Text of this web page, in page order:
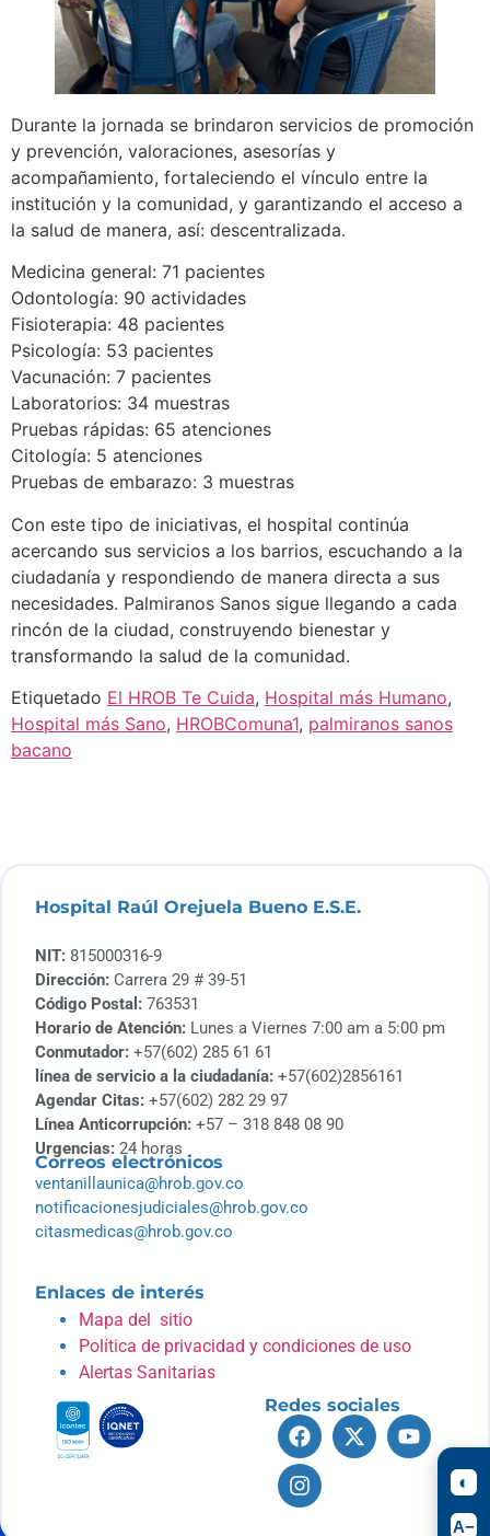
Durante la jornada se brindaron servicios de promoción
y prevención, valoraciones, asesorías y
acompañamiento, fortaleciendo el vínculo entre la
institución y la comunidad, y garantizando el acceso a
la salud de manera, así: descentralizada.
Medicina general: 71 pacientes
Odontología: 90 actividades
Fisioterapia: 48 pacientes
Psicología: 53 pacientes
Vacunación: 7 pacientes
Laboratorios: 34 muestras
Pruebas rápidas: 65 atenciones
Citología: 5 atenciones
Pruebas de embarazo: 3 muestras
Con este tipo de iniciativas, el hospital continúa
acercando sus servicios a los barrios, escuchando a la
ciudadanía y respondiendo de manera directa a sus
necesidades. Palmiranos Sanos sigue llegando a cada
rincón de la ciudad, construyendo bienestar y
transformando la salud de la comunidad.
Etiquetado El HROB Te Cuida, Hospital más Humano,
Hospital más Sano, HROBComuna1, palmiranos sanos
bacano
Hospital Raúl Orejuela Bueno E.S.E.
NIT: 815000316-9
Dirección: Carrera 29 # 39-51
Código Postal: 763531
Horario de Atención: Lunes a Viernes 7:00 am a 5:00 pm
Conmutador: +57(602) 285 61 61
línea de servicio a la ciudadanía: +57(602)2856161
Agendar Citas: +57(602) 282 29 97
Línea Anticorrupción: +57 – 318 848 08 90
Urgencias: 24 horas
Correos electrónicos
ventanillaunica@hrob.gov.co
notificacionesjudiciales@hrob.gov.co
citasmedicas@hrob.gov.co
Enlaces de interés
Mapa del sitio
Política de privacidad y condiciones de uso
Alertas Sanitarias
Redes sociales